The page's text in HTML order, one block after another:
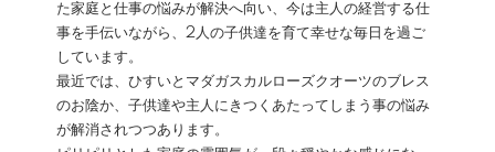
た家庭と仕事の悩みが解決へ向い、今は主人の経営する仕
事を手伝いながら、2人の子供達を育て幸せな毎日を過ご
しています。
最近では、ひすいとマダガスカルローズクオーツのブレス
のお陰か、子供達や主人にきつくあたってしまう事の悩み
が解消されつつあります。